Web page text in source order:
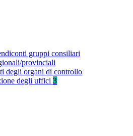
gruppi consiliari
provinciali
degli organi di controllo
degli uffici 3